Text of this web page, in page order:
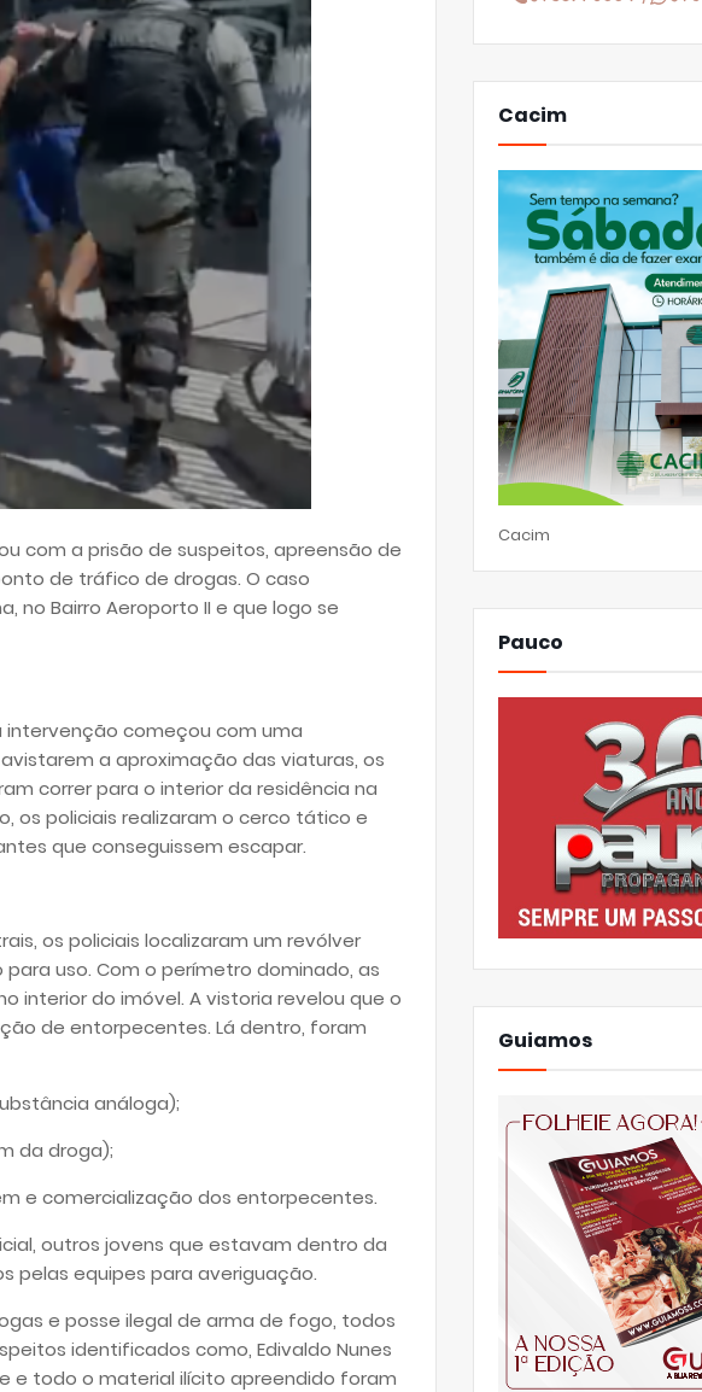
com a prisão de suspeitos, apreensão de
de tráfico de drogas. O caso
no Bairro Aeroporto II e que logo se
intervenção começou com uma
a aproximação das viaturas, os
correr para o interior da residência na
os policiais realizaram o cerco tático e
que conseguissem escapar.
os policiais localizaram um revólver
uso. Com o perímetro dominado, as
interior do imóvel. A vistoria revelou que o
de entorpecentes. Lá dentro, foram
análoga);
da droga);
e comercialização dos entorpecentes.
outros jovens que estavam dentro da
pelas equipes para averiguação.
e posse ilegal de arma de fogo, todos
identificados como, Edivaldo Nunes
e todo o material ilícito apreendido foram
Cacim
Cacim
Pauco
Guiamos